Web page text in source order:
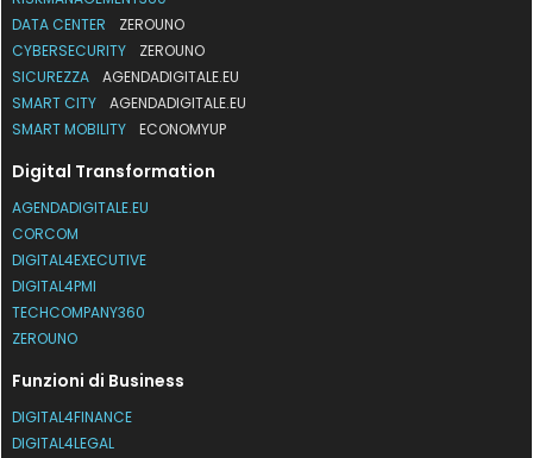
DATA CENTER
ZEROUNO
CYBERSECURITY
ZEROUNO
SICUREZZA
AGENDADIGITALE.EU
SMART CITY
AGENDADIGITALE.EU
SMART MOBILITY
ECONOMYUP
Digital Transformation
AGENDADIGITALE.EU
CORCOM
DIGITAL4EXECUTIVE
DIGITAL4PMI
TECHCOMPANY360
ZEROUNO
Funzioni di Business
DIGITAL4FINANCE
DIGITAL4LEGAL